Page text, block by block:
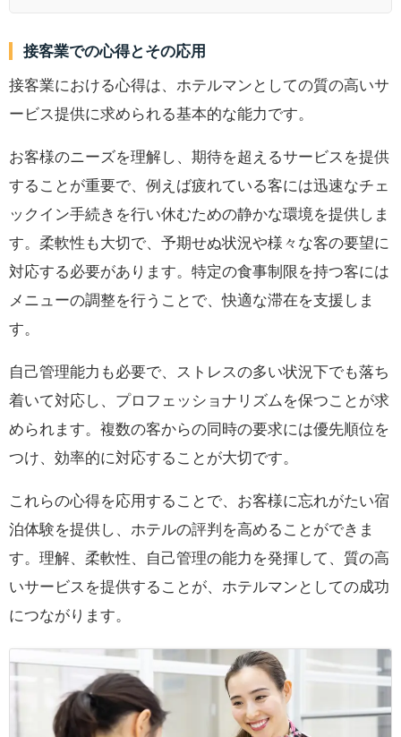
接客業での心得とその応用
接客業における心得は、ホテルマンとしての質の高いサ
ービス提供に求められる基本的な能力です。
お客様のニーズを理解し、期待を超えるサービスを提供
することが重要で、例えば疲れている客には迅速なチェ
ックイン手続きを行い休むための静かな環境を提供しま
す。柔軟性も大切で、予期せぬ状況や様々な客の要望に
対応する必要があります。特定の食事制限を持つ客には
メニューの調整を行うことで、快適な滞在を支援しま
す。
自己管理能力も必要で、ストレスの多い状況下でも落ち
着いて対応し、プロフェッショナリズムを保つことが求
められます。複数の客からの同時の要求には優先順位を
つけ、効率的に対応することが大切です。
これらの心得を応用することで、お客様に忘れがたい宿
泊体験を提供し、ホテルの評判を高めることができま
す。理解、柔軟性、自己管理の能力を発揮して、質の高
いサービスを提供することが、ホテルマンとしての成功
につながります。